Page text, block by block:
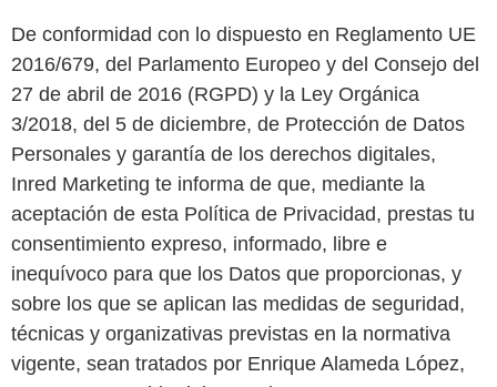
De conformidad con lo dispuesto en Reglamento UE
2016/679, del Parlamento Europeo y del Consejo del
27 de abril de 2016 (RGPD) y la Ley Orgánica
3/2018, del 5 de diciembre, de Protección de Datos
Personales y garantía de los derechos digitales,
Inred Marketing te informa de que, mediante la
aceptación de esta Política de Privacidad, prestas tu
consentimiento expreso, informado, libre e
inequívoco para que los Datos que proporcionas, y
sobre los que se aplican las medidas de seguridad,
técnicas y organizativas previstas en la normativa
vigente, sean tratados por Enrique Alameda López,